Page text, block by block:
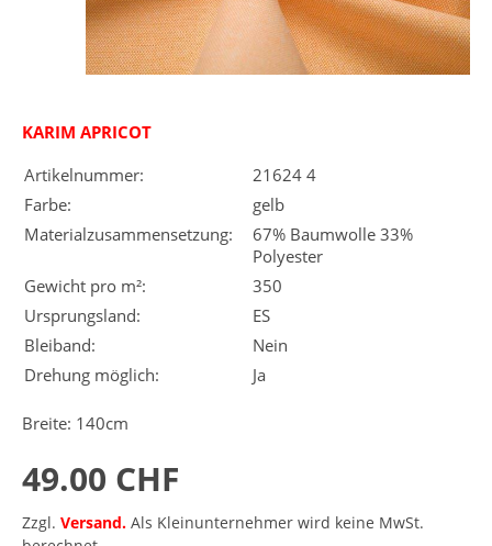
KARIM APRICOT
Artikelnummer:
21624 4
Farbe:
gelb
Materialzusammensetzung:
67% Baumwolle 33%
Polyester
Gewicht pro m²:
350
Ursprungsland:
ES
Bleiband:
Nein
Drehung möglich:
Ja
Breite: 140cm
49.00 CHF
Zzgl. Versand. Als Kleinunternehmer wird keine MwSt.